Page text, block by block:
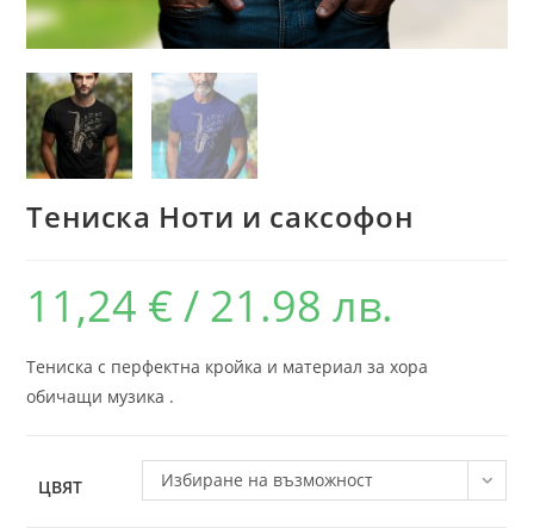
Тениска Ноти и саксофон
11,24 € / 21.98 лв.
Тениска с перфектна кройка и материал за хора
обичащи музика .
ЦВЯТ Избиране на възможност